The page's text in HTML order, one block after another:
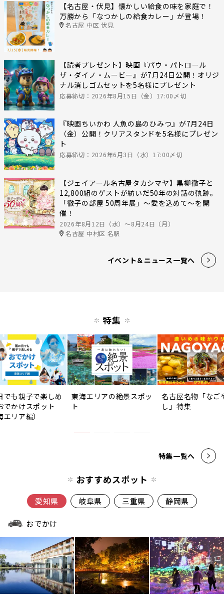
【名古屋・伏見】懐かしい給食の味を家庭で！
万勝から「なつかしの給食カレー」が登場！
名古屋 中区 伏見
【読者プレゼント】映画『パウ・パトロール
ザ・ダイノ・ムービー』が7月24日公開！オリジ
ナル消しゴムセットを5名様にプレゼント
応募締切：2026年8月15日（金）17:00〆切
『映画ちいかわ 人魚の島のひみつ』が7月24日
（金）公開！クリアスタンドを5名様にプレゼン
ト
応募締切：2026年6月3日（水）17:00〆切
【ジェイアール名古屋タカシマヤ】黒柳徹子と
12,800組のゲストが紡いだ50年の対話の軌跡。
「徹子の部屋 50周年展」～愛を込めて～を開
催！
2026年8月12日（水）〜8月24日（月）
名古屋 中村区 名駅
イベント＆ニュース一覧へ
特集
でも親子で楽しめ
でかけスポット
リア編）
東海エリアの絶景スポッ
ト
名古屋名物「なご
し」特集
特集一覧へ
おすすめスポット
愛知県 岐阜県 三重県 静岡県
おでかけ